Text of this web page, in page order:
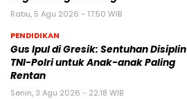
Rabu, 5 Agu 2026 - 17:50 WIB
PENDIDIKAN
Gus Ipul di Gresik: Sentuhan Disiplin
TNI-Polri untuk Anak-anak Paling
Rentan
Senin, 3 Agu 2026 - 22:18 WIB